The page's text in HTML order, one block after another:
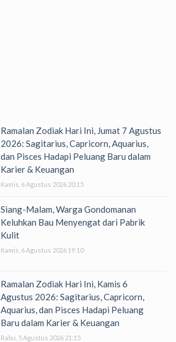
Ramalan Zodiak Hari Ini, Jumat 7 Agustus
2026: Sagitarius, Capricorn, Aquarius,
dan Pisces Hadapi Peluang Baru dalam
Karier & Keuangan
Kamis, 6 Agustus 2026 20:15
Siang-Malam, Warga Gondomanan
Keluhkan Bau Menyengat dari Pabrik
Kulit
Kamis, 6 Agustus 2026 19:10
Ramalan Zodiak Hari Ini, Kamis 6
Agustus 2026: Sagitarius, Capricorn,
Aquarius, dan Pisces Hadapi Peluang
Baru dalam Karier & Keuangan
Rabu, 5 Agustus 2026 21:15